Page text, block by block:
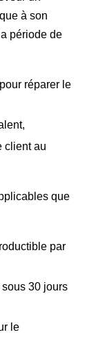
à son
période de
réparer le
client au
que
par
30 jours
le